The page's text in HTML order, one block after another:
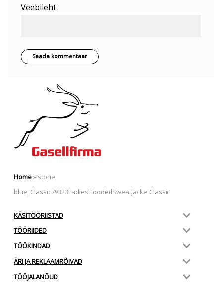
Veebileht
Home» stone
blue_Classic79323LadiesHoodedSweatJacketClassic
KÄSITÖÖRIISTAD
TÖÖRIIDED
TÖÖKINDAD
ÄRI JA REKLAAMRÕIVAD
TÖÖJALANÕUD